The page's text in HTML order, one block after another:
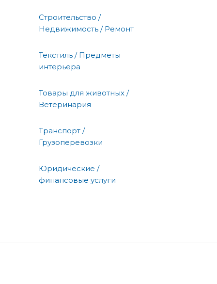
Строительство /
Недвижимость / Ремонт
Текстиль / Предметы
интерьера
Товары для животных /
Ветеринария
Транспорт /
Грузоперевозки
Юридические /
финансовые услуги